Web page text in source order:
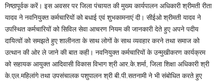
निष्ठापूर्वक करें। इस अवसर पर जिला पंचायत की मुख्य कार्यपालन अधिकारी श्रीमती रीता
यादव ने नवनियुक्त कर्मचारियों को बधाई एवं शुभकामनाएं दी। सीईओ श्रीमती यादव ने
उपस्थित कर्मचारियों को सिविल सेवा आचरण नियम की जानकारी देते हुए अपने पदीय
दायित्वों को समझते हुए शालीनता के साथ लोगों के साथ व्यवहार करने तथा समाज को
उत्थान की ओर ले जाने की बात कही। नवनियुक्त कर्मचारियों के उन्मुखीकरण कार्यक्रम
को सहायक आयुक्त आदिवासी विकास विभाग श्री आर.के.शर्मा, जिला शिक्षा अधिकारी श्री
के.एल.महिलांगे तथा उपसंचालक पशुपालन श्री बी.पी.सतनामी ने भी संबोधित करते हुए